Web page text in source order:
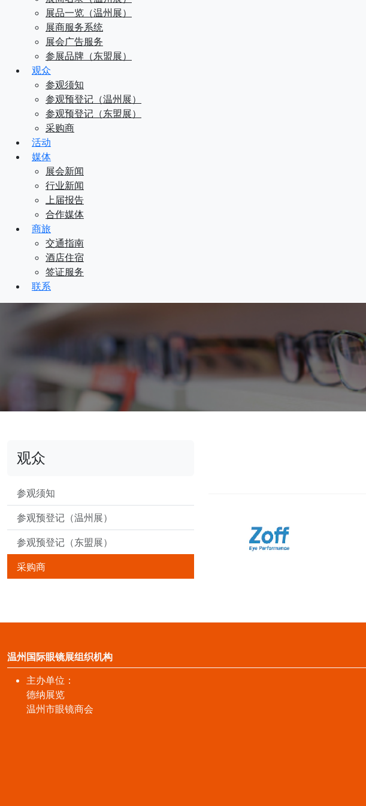
展品一览（温州展）
展商服务系统
展会广告服务
参展品牌（东盟展）
观众
参观须知
参观预登记（温州展）
参观预登记（东盟展）
采购商
活动
媒体
展会新闻
行业新闻
上届报告
合作媒体
商旅
交通指南
酒店住宿
签证服务
联系
观众
参观须知
参观预登记（温州展）
参观预登记（东盟展）
采购商
温州国际眼镜展组织机构
主办单位：
德纳展览
温州市眼镜商会